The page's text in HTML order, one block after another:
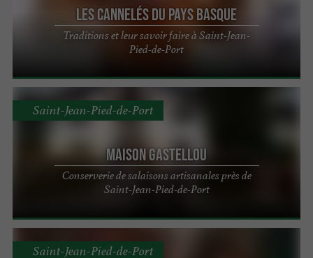
Les Cannelés du Pays Basque
Traditions et leur savoir faire à Saint-Jean-
Pied-de-Port
Maison Gastellou
Conserverie de salaisons artisanales près de
Saint-Jean-Pied-de-Port
Saint-Jean-Pied-de-Port
Saint-Jean-Pied-de-Port